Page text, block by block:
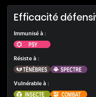
Efficacité
Immunisé à :
Psy
Résiste à :
Ténèbres
Vulnérable à :
Insecte